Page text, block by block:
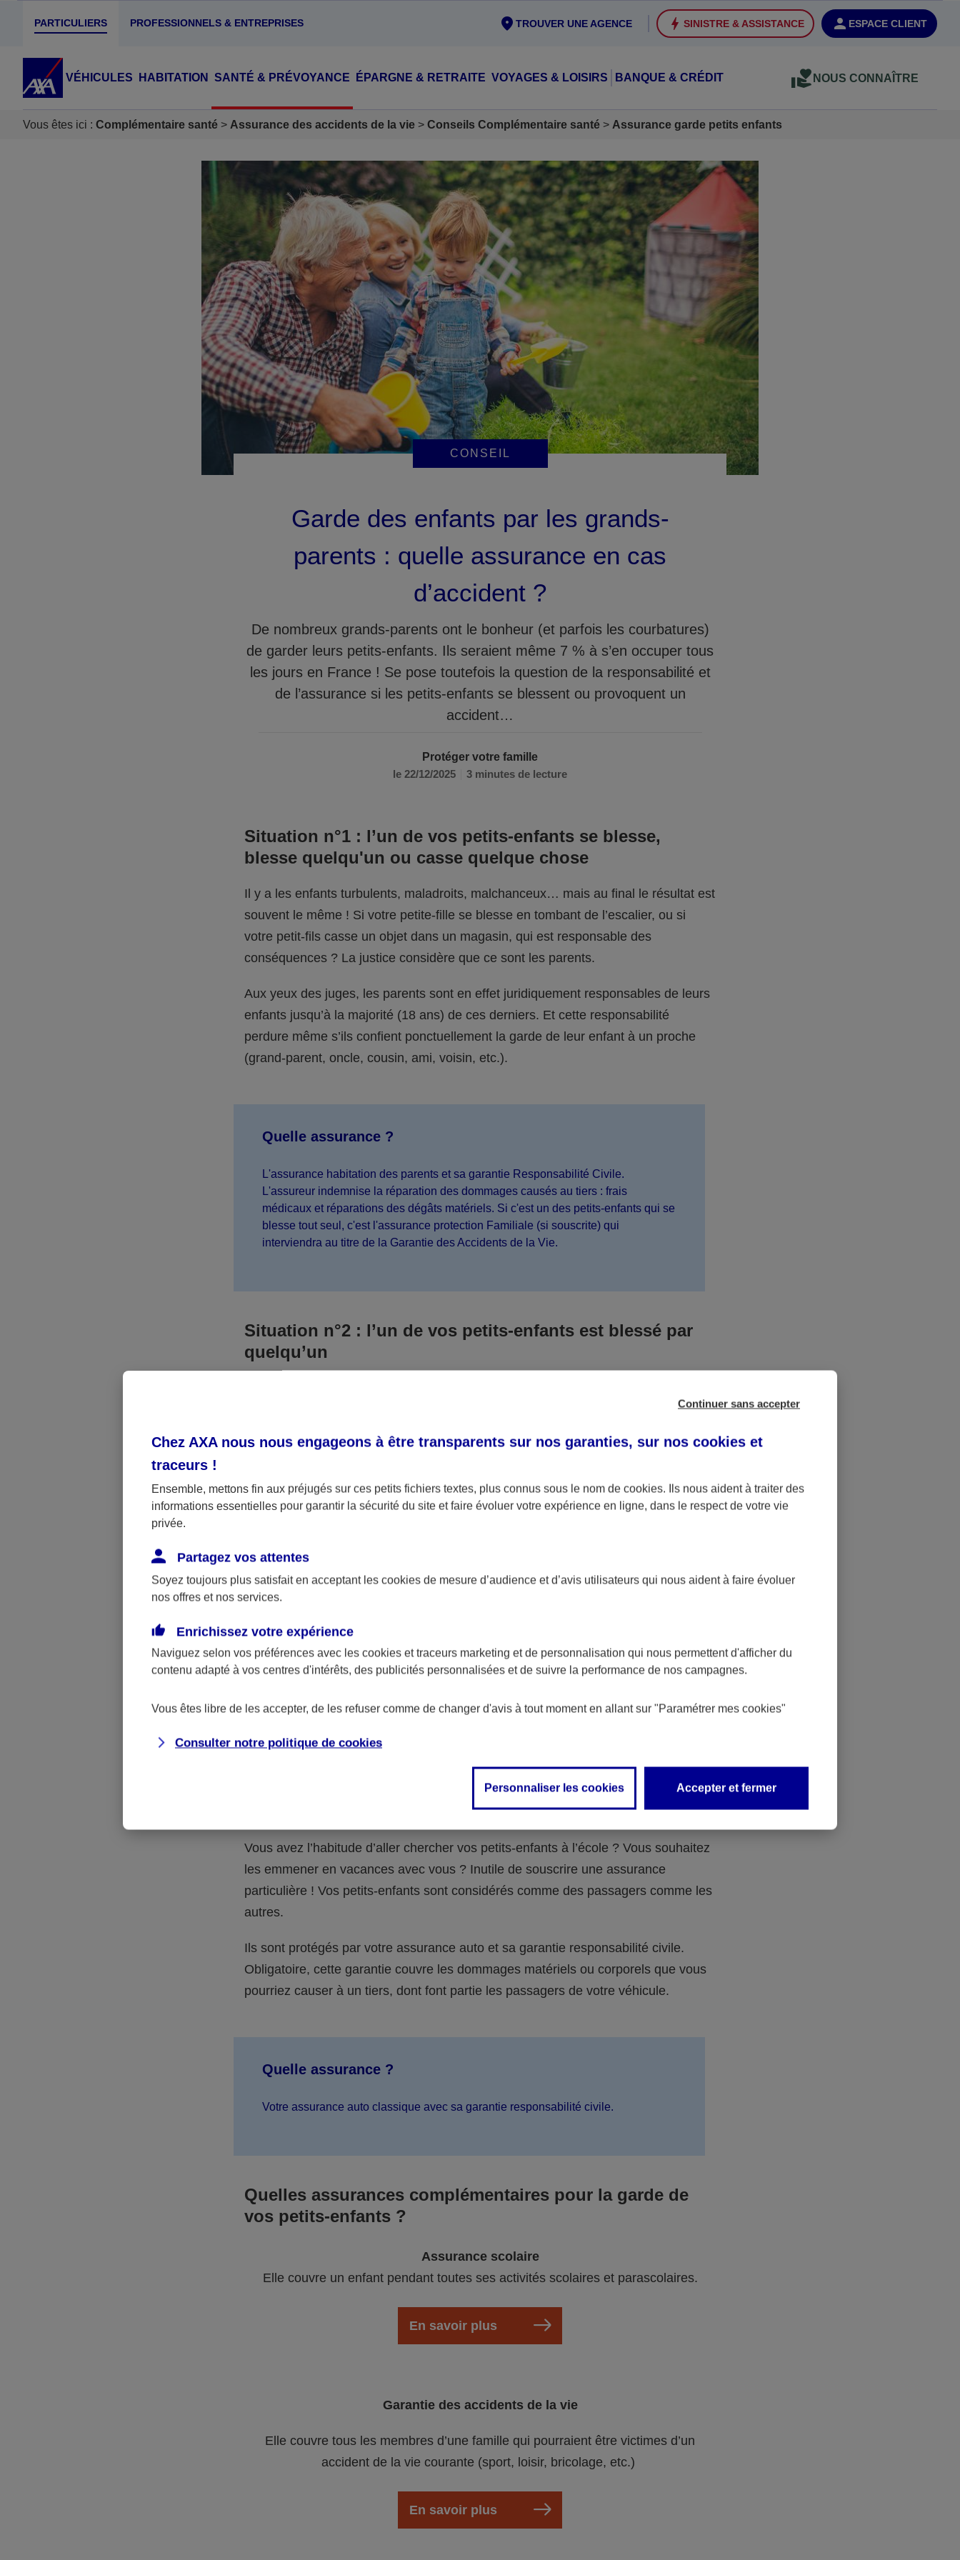
PARTICULIERS PROFESSIONNELS & ENTREPRISES ESPACE CLIENT
SINISTRE & ASSISTANCE
TROUVER UNE AGENCE
VÉHICULES HABITATION SANTÉ & PRÉVOYANCE ÉPARGNE & RETRAITE VOYAGES & LOISIRS BANQUE & CRÉDIT NOUS CONNAÎTRE
Vous êtes ici : Complémentaire santé Assurance des accidents de la vie Conseils Complémentaire santé Assurance garde petits enfants
CONSEIL
Protéger votre famille
le 22/12/2025
3 minutes de lecture
Garde des enfants par les grands-
parents : quelle assurance en cas
d’accident ?
De nombreux grands-parents ont le bonheur (et parfois les courbatures)
de garder leurs petits-enfants. Ils seraient même 7 % à s’en occuper tous
les jours en France ! Se pose toutefois la question de la responsabilité et
de l’assurance si les petits-enfants se blessent ou provoquent un
accident…
Situation n°1 : l’un de vos petits-enfants se blesse,
blesse quelqu'un ou casse quelque chose
Il y a les enfants turbulents, maladroits, malchanceux… mais au final le résultat est
souvent le même ! Si votre petite-fille se blesse en tombant de l’escalier, ou si
votre petit-fils casse un objet dans un magasin, qui est responsable des
conséquences ? La justice considère que ce sont les parents.
Aux yeux des juges, les parents sont en effet juridiquement responsables de leurs
enfants jusqu’à la majorité (18 ans) de ces derniers. Et cette responsabilité
perdure même s’ils confient ponctuellement la garde de leur enfant à un proche
(grand-parent, oncle, cousin, ami, voisin, etc.).
Quelle assurance ?
L'assurance habitation des parents et sa garantie Responsabilité Civile.
L'assureur indemnise la réparation des dommages causés au tiers : frais
médicaux et réparations des dégâts matériels. Si c'est un des petits-enfants qui se
blesse tout seul, c'est l'assurance protection Familiale (si souscrite) qui
interviendra au titre de la Garantie des Accidents de la Vie.
Situation n°2 : l’un de vos petits-enfants est blessé par
quelqu’un
responsable. Aux yeux de la justice, le responsable est la personne ayant entrainé
médicaux et éventuelles indemnisations en guise de dommage.
Néanmoins, si aucun responsable n’a été désigné ou retrouvé pour l’accident dont
a été victime votre petit-fils ou petite-fille, seule une assurance spécifique
fonctionner.
Quelle assurance ?
La responsabilité civile de la personne désignée comme responsable de
accidents de la vie) que vous auriez souscrite pour votre famille.
Situation n°3 : vous avez un accident de voiture avec vos
Vous avez l’habitude d’aller chercher vos petits-enfants à l’école ? Vous souhaitez
les emmener en vacances avec vous ? Inutile de souscrire une assurance
particulière ! Vos petits-enfants sont considérés comme des passagers comme les
autres.
Ils sont protégés par votre assurance auto et sa garantie responsabilité civile.
Obligatoire, cette garantie couvre les dommages matériels ou corporels que vous
pourriez causer à un tiers, dont font partie les passagers de votre véhicule.
Quelle assurance ?
Votre assurance auto classique avec sa garantie responsabilité civile.
Quelles assurances complémentaires pour la garde de
vos petits-enfants ?
Assurance scolaire
Elle couvre un enfant pendant toutes ses activités scolaires et parascolaires.
En savoir plus
Garantie des accidents de la vie
Elle couvre tous les membres d’une famille qui pourraient être victimes d’un
accident de la vie courante (sport, loisir, bricolage, etc.)
En savoir plus
Continuer sans accepter
Chez AXA nous nous engageons à être transparents sur nos garanties, sur nos cookies et
traceurs !
Ensemble, mettons fin aux préjugés sur ces petits fichiers textes, plus connus sous le nom de cookies. Ils nous aident à traiter des
informations essentielles pour garantir la sécurité du site et faire évoluer votre expérience en ligne, dans le respect de votre vie
privée.
Partagez vos attentes
Soyez toujours plus satisfait en acceptant les cookies de mesure d’audience et d’avis utilisateurs qui nous aident à faire évoluer
nos offres et nos services.
Enrichissez votre expérience
Naviguez selon vos préférences avec les cookies et traceurs marketing et de personnalisation qui nous permettent d'afficher du
contenu adapté à vos centres d'intérêts, des publicités personnalisées et de suivre la performance de nos campagnes.
Vous êtes libre de les accepter, de les refuser comme de changer d'avis à tout moment en allant sur "Paramétrer mes cookies"
Consulter notre politique de cookies
Personnaliser les cookies Accepter et fermer